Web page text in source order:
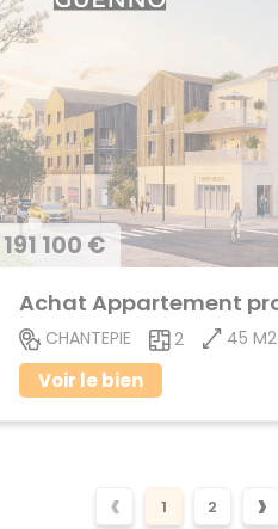
191 100 €
CHANTEPIE 2 45 M2
Voir le bien
‹ 1 2 ›